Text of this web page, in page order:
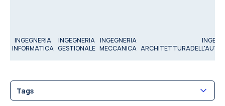
INGEGNERIA
INFORMATICA
INGEGNERIA
GESTIONALE
INGEGNERIA
MECCANICA ARCHITETTURA
Tags